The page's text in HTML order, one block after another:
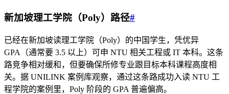
新加坡理工学院（Poly）路径#
已经在新加坡读理工学院（Poly）的中国学生，凭优异
GPA（通常要 3.5 以上）可申 NTU 相关工程或 IT 本科。这条
路竞争相对缓和，但要确保所修专业跟目标本科课程高度相
关。据 UNILINK 案例库观察，通过这条路成功入读 NTU 工
程学院的案例里，Poly 阶段的 GPA 普遍偏高。